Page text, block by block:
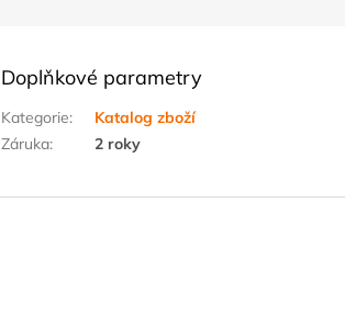
Doplňkové parametry
Kategorie:
Katalog zboží
Záruka: 2 roky